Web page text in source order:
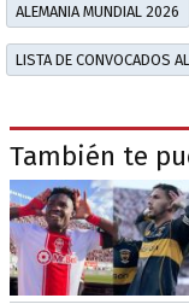
ALEMANIA MUNDIAL 2026
LISTA DE CONVOCADOS
También te